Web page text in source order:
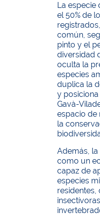
La especie
el 50% de
común,
pinto y el
diversidad
oculta la
especies
duplica la
y
Gavà-
espacio de
la
Además,
como un
capaz de
especies